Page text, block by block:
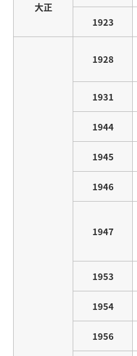
大正
1923
1928
1931
1944
1945
1946
1947
1953
1954
1956